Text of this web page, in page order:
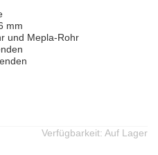
mm
und Mepla-Rohr
Verfügbarkeit: Auf Lager